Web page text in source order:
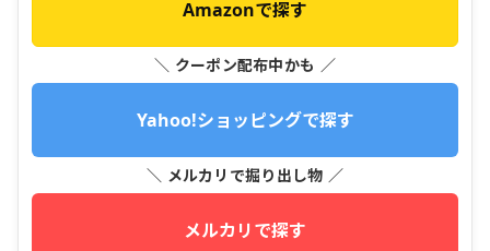
Amazonで探す
＼ クーポン配布中かも ／
Yahoo!ショッピングで探す
＼ メルカリで掘り出し物 ／
メルカリで探す